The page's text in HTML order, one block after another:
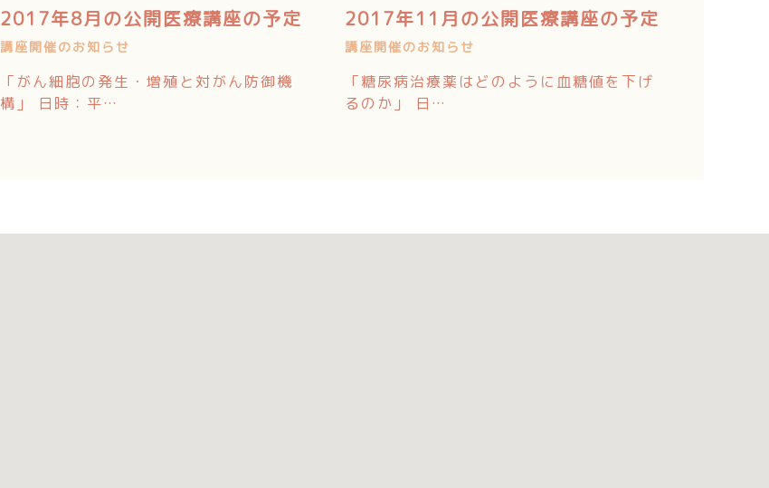
2017年8月の公開医療講座の予定
講座開催のお知らせ
「がん細胞の発生・増殖と対がん防御機
構」 日時：平…
2017年11月の公開医療講座の予定
講座開催のお知らせ
「糖尿病治療薬はどのように血糖値を下げ
るのか」 日…